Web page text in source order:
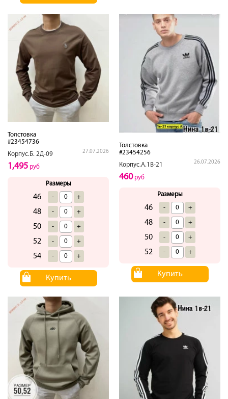
Толстовка
#23454736
Корпус.Б. 2Д-09
27.07.2026
1,495 руб
Размеры
46 - +
48 - +
50 - +
52 - +
54 - +
Купить
Толстовка
#23454256
Корпус.А.1В-21
26.07.2026
460руб
Размеры
46 - +
48 - +
50 - +
52 - +
Купить